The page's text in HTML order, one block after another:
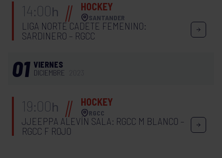
14:00h HOCKEY
SANTANDER
LIGA NORTE CADETE FEMENINO:
SARDINERO – RGCC
01 VIERNES
DICIEMBRE
19:00h HOCKEY
RGCC
JJEEPPA ALEVÍN SALA: RGCC M BLANCO –
RGCC F ROJO